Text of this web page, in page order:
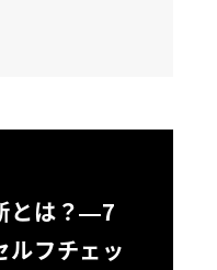
とは？—7
ルフチェッ